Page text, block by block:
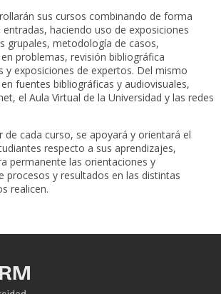
sus cursos combinando de forma
haciendo uso de exposiciones
grupales, metodología de casos,
problemas, revisión bibliográfica
y exposiciones de expertos. Del mismo
fuentes bibliográficas y audiovisuales,
el Aula Virtual de la Universidad y las redes
de cada curso, se apoyará y orientará el
respecto a sus aprendizajes,
permanente las orientaciones y
procesos y resultados en las distintas
realicen.